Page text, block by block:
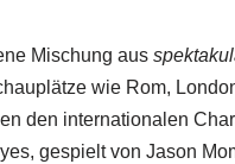
Mischung aus
wie Rom,
den internationalen
gespielt von Jason